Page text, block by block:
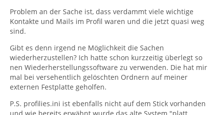
Problem an der Sache ist, dass verdammt viele wichtige
Kontakte und Mails im Profil waren und die jetzt quasi weg
sind.
Gibt es denn irgend ne Möglichkeit die Sachen
wiederherzustellen? Ich hatte schon kurzzeitig überlegt so
nen Wiederherstellungssoftware zu verwenden. Die hat mir
mal bei versehentlich gelöschten Ordnern auf meiner
externen Festplatte geholfen.
P.S. profilies.ini ist ebenfalls nicht auf dem Stick vorhanden